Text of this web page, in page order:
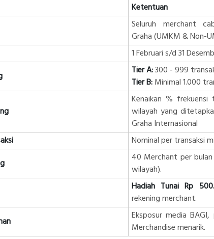
Ketentuan
Seluruh merchant
Graha (UMKM & Non-
1 Februari s/d 31
Tier A:300 - 999
Tier B:Minimal 1.000
Kenaikan %
wilayah yang
Graha Internasional
Nominal per transaksi
40 Merchant per
wilayah).
Hadiah Tunai Rp
rekening merchant.
Eksposur media
Merchandise menarik.